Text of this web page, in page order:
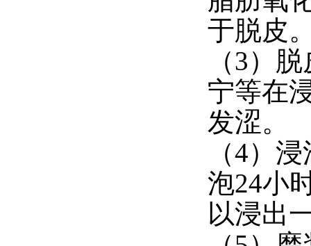
于脱皮
（3）
宁等在
发涩。
（4）
泡24小
以浸出